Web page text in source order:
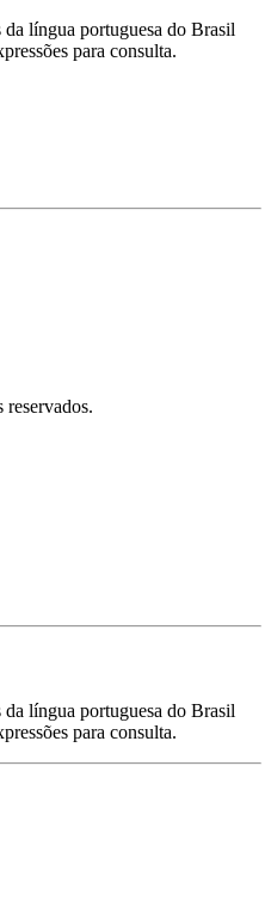
língua portuguesa do Brasil
para consulta.
língua portuguesa do Brasil
para consulta.